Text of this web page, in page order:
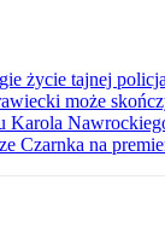
życie tajnej
może
Karola
Czarnka na